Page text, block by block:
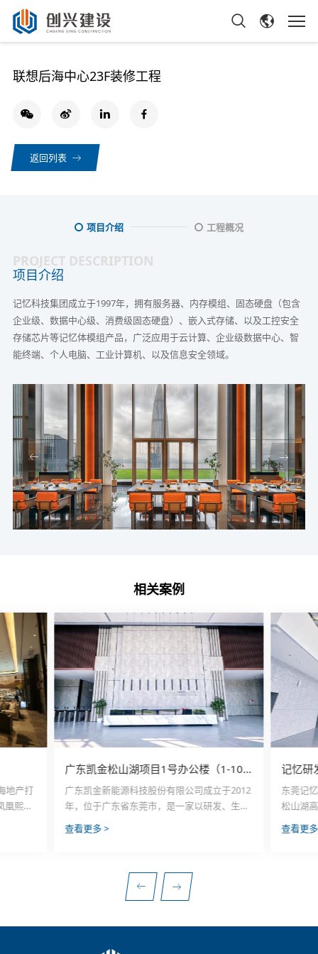
联想后海中心23F装修工程
返回列表
项目介绍 工程概况
PROJECT DESCRIPTION
项目介绍
记忆科技集团成立于1997年，拥有服务器、内存模组、固态硬盘（包含
企业级、数据中心级、消费级固态硬盘）、嵌入式存储、以及工控安全
存储芯片等记忆体模组产品，广泛应用于云计算、企业级数据中心、智
能终端、个人电脑、工业计算机、以及信息安全领域。
相关案例
地产打
凰熙
广东凯金松山湖项目1号办公楼（1-10层）精装修工程
广东凯金新能源科技股份有限公司成立于2012
年，位于广东省东莞市，是一家以研发、生产
和销售锂离子电池负极材料的技术企业。锂离
子电池负极材料属于新能源材料领域，受到国
低温反应釜、整形机、混合机等，以及先进的
分析检测仪器；拥有国内外领先的锂离子电池
应用于国内外大型电池生产商锂离子电池材
料，公司产品系列包括汽车、数码产品、应急
查看更多 >
记忆研
东莞记
松山湖
态随机
装测试
查看更